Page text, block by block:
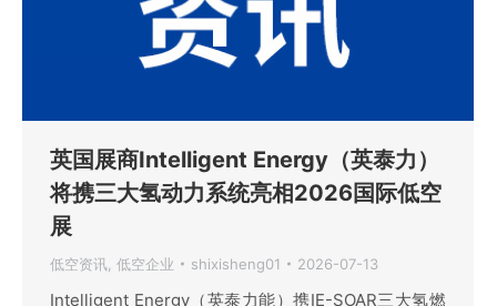
英国展商Intelligent Energy（英泰力）
将携三大氢动力系统亮相2026国际低空
展
低空资讯, 低空企业 shixisheng01 2026-07-13
Intelligent Energy（英泰力能）携IE-SOAR三大氢燃